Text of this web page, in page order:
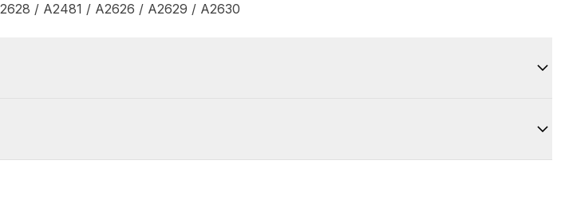
/ A2481 / A2626 / A2629 / A2630